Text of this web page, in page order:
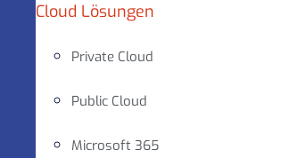
Cloud Lösungen
Private Cloud
Public Cloud
Microsoft 365